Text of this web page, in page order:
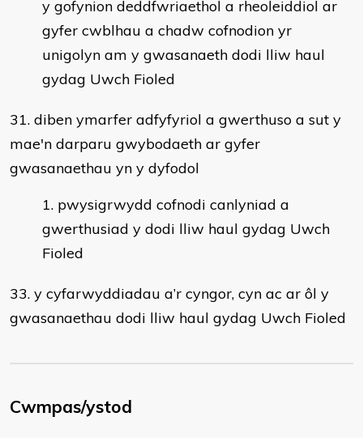
y gofynion deddfwriaethol a rheoleiddiol ar
gyfer cwblhau a chadw cofnodion yr
unigolyn am y gwasanaeth dodi lliw haul
gydag Uwch Fioled
31. diben ymarfer adfyfyriol a gwerthuso a sut y
mae'n darparu gwybodaeth ar gyfer
gwasanaethau yn y dyfodol
pwysigrwydd cofnodi canlyniad a
gwerthusiad y dodi lliw haul gydag Uwch
Fioled
33. y cyfarwyddiadau a’r cyngor, cyn ac ar ôl y
gwasanaethau dodi lliw haul gydag Uwch Fioled
Cwmpas/ystod